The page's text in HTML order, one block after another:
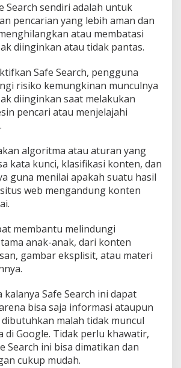
Search sendiri adalah untuk
pencarian yang lebih aman dan
atau membatasi
diinginkan atau tidak pantas.
Safe Search, pengguna
risiko kemungkinan munculnya
diinginkan saat melakukan
pencari atau menjelajahi
algoritma atau aturan yang
kata kunci, klasifikasi konten, dan
guna menilai apakah suatu hasil
web mengandung konten
membantu melindungi
anak-anak, dari konten
gambar eksplisit, atau materi
kalanya Safe Search ini dapat
bisa saja informasi ataupun
malah tidak muncul
di Google. Tidak perlu khawatir,
Search ini bisa dimatikan dan
cukup mudah.